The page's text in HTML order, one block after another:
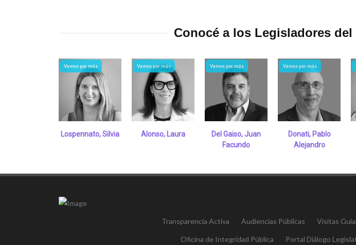
Conocé a los Legisladores
Vamos por más
Lospennato, Silvia
Vamos por más
Alonso, Laura
Vamos por más
Del Gaiso, Juan
Facundo
Vamos por más
Donati, Pablo
Alejandro
Transparencia Activa Audiencias Públicas Visitas
Oficina de Integridad Pública Portal Diálogo